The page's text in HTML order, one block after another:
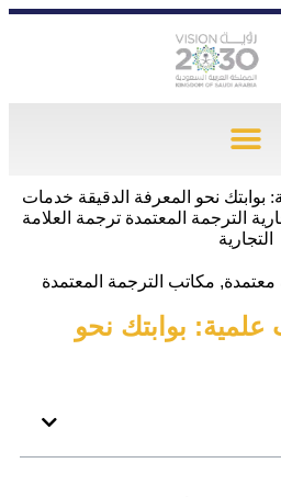
معتمدة, مكاتب الترجمة المعتمدة
بوابتك نحو